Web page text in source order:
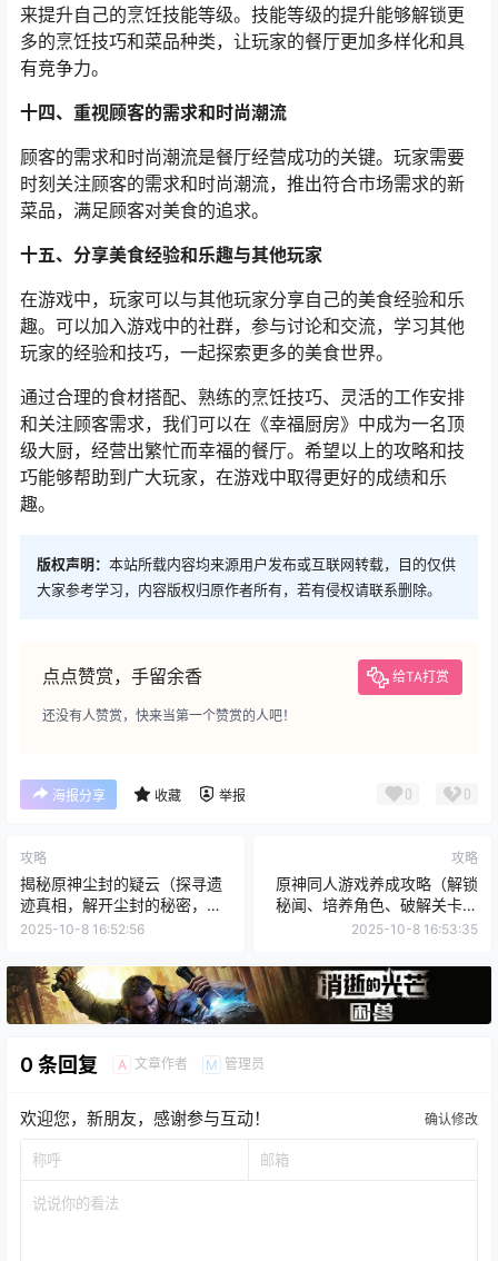
来提升自己的烹饪技能等级。技能等级的提升能够解锁更
多的烹饪技巧和菜品种类，让玩家的餐厅更加多样化和具
有竞争力。
十四、重视顾客的需求和时尚潮流
顾客的需求和时尚潮流是餐厅经营成功的关键。玩家需要
时刻关注顾客的需求和时尚潮流，推出符合市场需求的新
菜品，满足顾客对美食的追求。
十五、分享美食经验和乐趣与其他玩家
在游戏中，玩家可以与其他玩家分享自己的美食经验和乐
趣。可以加入游戏中的社群，参与讨论和交流，学习其他
玩家的经验和技巧，一起探索更多的美食世界。
通过合理的食材搭配、熟练的烹饪技巧、灵活的工作安排
和关注顾客需求，我们可以在《幸福厨房》中成为一名顶
级大厨，经营出繁忙而幸福的餐厅。希望以上的攻略和技
巧能够帮助到广大玩家，在游戏中取得更好的成绩和乐
趣。
版权声明： 本站所载内容均来源用户发布或互联网转载，目的仅供
大家参考学习，内容版权归原作者所有，若有侵权请联系删除。
点点赞赏，手留余香 给TA打赏
还没有人赞赏，快来当第一个赞赏的人吧！
海报分享 收藏 举报 0 0
攻略
揭秘原神尘封的疑云（探寻遗
迹真相，解开尘封的秘密，原
神尘封攻略）
2025-10-8 16:52:56
攻略
原神同人游戏养成攻略（解锁
秘闻、培养角色、破解关卡，
让你成为原神世界的主宰！）
2025-10-8 16:53:35
0 条回复 A 文章作者 M 管理员
欢迎您，新朋友，感谢参与互动！ 确认修改